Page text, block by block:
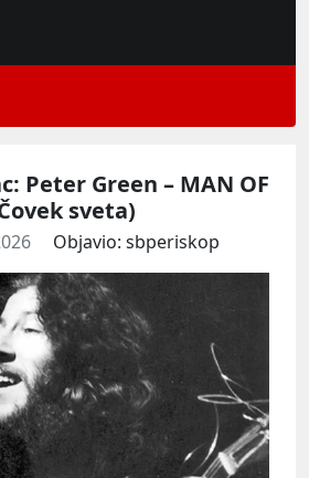
Peter Green – MAN OF
sveta)
Objavio: sbperiskop